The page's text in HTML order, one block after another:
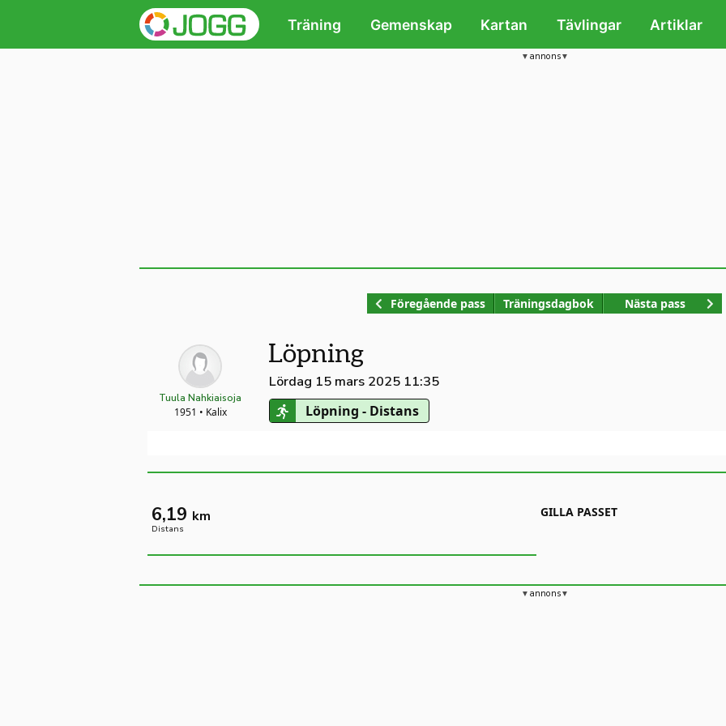
Träning Gemenskap Kartan Tävlingar Artiklar
annons
Föregående pass Träningsdagbok Nästa pass
Tuula Nahkiaisoja
1951 • Kalix
Löpning
Lördag 15 mars 2025 11:35
Löpning - Distans
6,19 km
Distans
GILLA PASSET
annons